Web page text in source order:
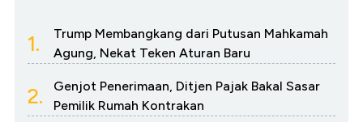
1.
Trump Membangkang dari Putusan Mahkamah
Agung, Nekat Teken Aturan Baru
2.
Genjot Penerimaan, Ditjen Pajak Bakal Sasar
Pemilik Rumah Kontrakan